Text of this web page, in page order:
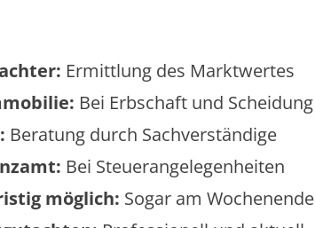
Ermittlung des Marktwertes
Bei Erbschaft und Scheidung
Beratung durch Sachverständige
Bei Steuerangelegenheiten
möglich: Sogar am Wochenende